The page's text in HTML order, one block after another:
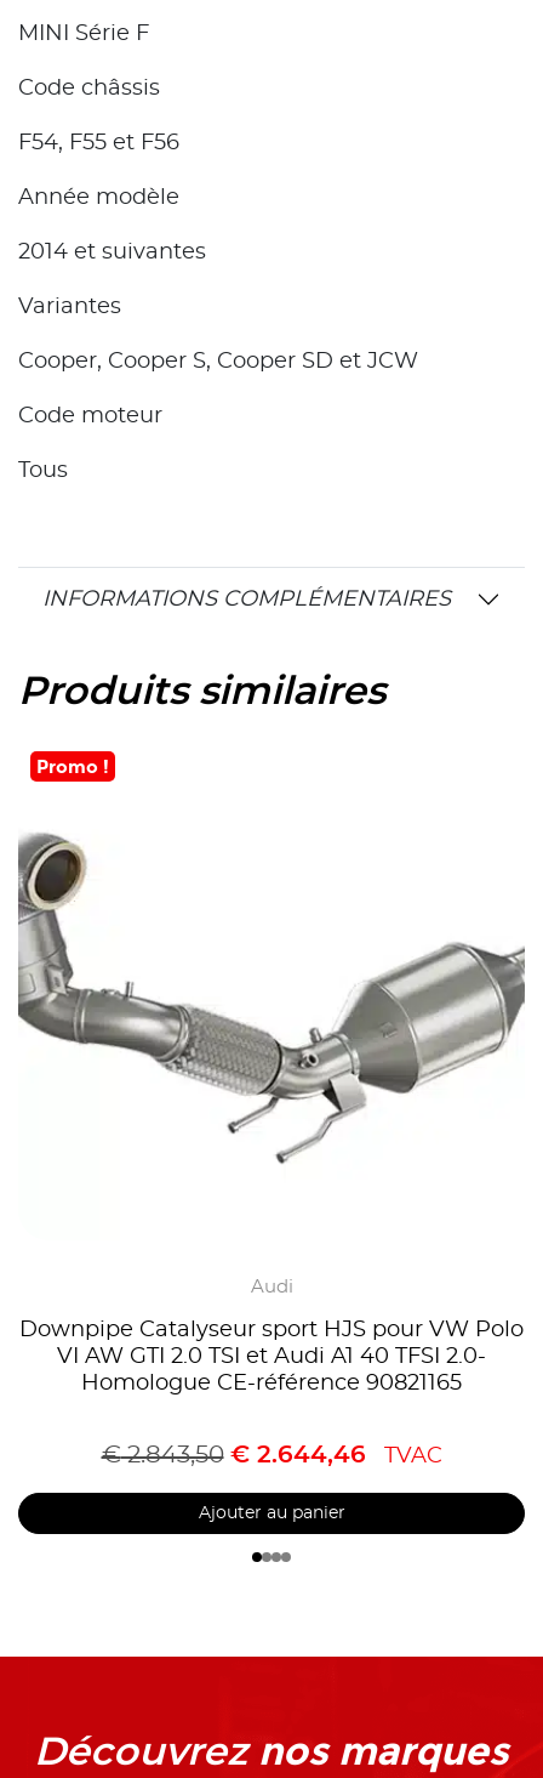
MINI Série F
Code châssis
F54, F55 et F56
Année modèle
2014 et suivantes
Variantes
Cooper, Cooper S, Cooper SD et JCW
Code moteur
Tous
INFORMATIONS COMPLÉMENTAIRES
Produits similaires
Promo !
Audi
Downpipe Catalyseur sport HJS pour VW Polo
VI AW GTI 2.0 TSI et Audi A1 40 TFSI 2.0-
Homologue CE-référence 90821165
€2.843,50 €2.644,46 TVAC
Ajouter au panier
Découvrez nos marques